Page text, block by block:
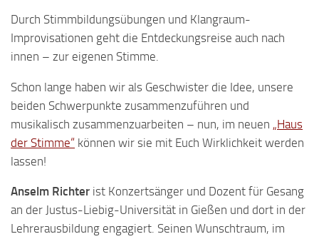
Durch Stimmbildungsübungen und Klangraum-
Improvisationen geht die Entdeckungsreise auch nach
innen – zur eigenen Stimme.
Schon lange haben wir als Geschwister die Idee, unsere
beiden Schwerpunkte zusammenzuführen und
musikalisch zusammenzuarbeiten – nun, im neuen „Haus
der Stimme“ können wir sie mit Euch Wirklichkeit werden
lassen!
Anselm Richter ist Konzertsänger und Dozent für Gesang
an der Justus-Liebig-Universität in Gießen und dort in der
Lehrerausbildung engagiert. Seinen Wunschtraum, im